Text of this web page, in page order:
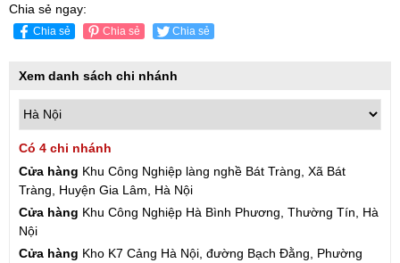
Chia sẻ ngay:
Chia sẻ Chia sẻ Chia sẻ
Xem danh sách chi nhánh
Có 4 chi nhánh
Cửa hàng Khu Công Nghiệp làng nghề Bát Tràng, Xã Bát
Tràng, Huyện Gia Lâm, Hà Nội
Cửa hàng Khu Công Nghiệp Hà Bình Phương, Thường Tín, Hà
Nội
Cửa hàng Kho K7 Cảng Hà Nội, đường Bạch Đằng, Phường